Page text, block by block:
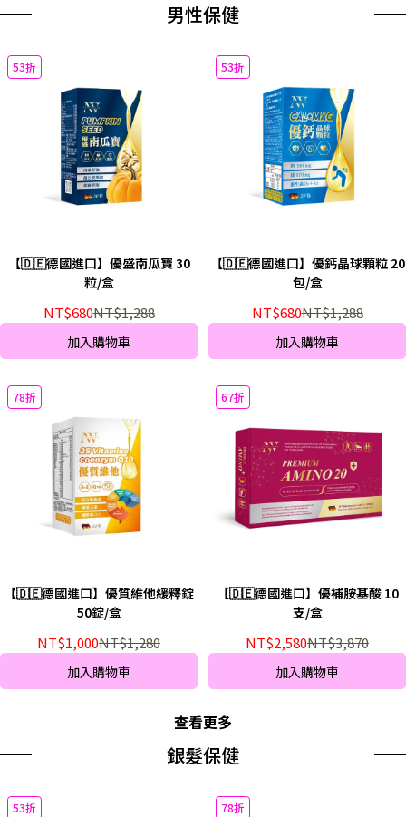
男性保健
53折
【🇩🇪德國進口】優盛南瓜寶 30
粒/盒
NT$680NT$1,288
加入購物車
53折
【🇩🇪德國進口】優鈣晶球顆粒 20
包/盒
NT$680NT$1,288
加入購物車
78折
【🇩🇪德國進口】優質維他緩釋錠
50錠/盒
NT$1,000NT$1,280
加入購物車
67折
【🇩🇪德國進口】優補胺基酸 10
支/盒
NT$2,580NT$3,870
加入購物車
查看更多
銀髮保健
53折 78折